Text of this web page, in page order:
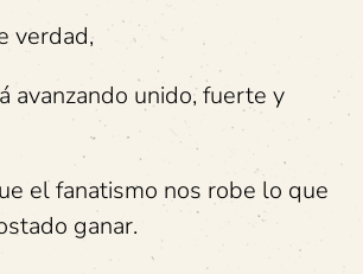
verdad,
avanzando unido, fuerte y
el fanatismo nos robe lo que
ganar.